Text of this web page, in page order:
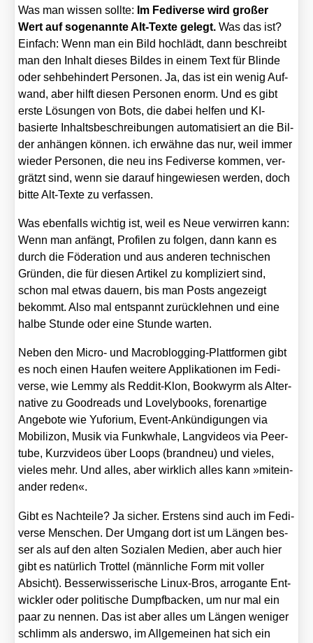
Was man wis­sen soll­te: Im Fedi­ver­se wird gro­ßer
Wert auf soge­nann­te Alt-Tex­te gelegt. Was das ist?
Ein­fach: Wenn man ein Bild hoch­lädt, dann beschreibt
man den Inhalt die­ses Bil­des in einem Text für Blin­de
oder seh­be­hin­dert Per­so­nen. Ja, das ist ein wenig Auf­
wand, aber hilft die­sen Per­so­nen enorm. Und es gibt
ers­te Lösun­gen von Bots, die dabei hel­fen und KI-
basier­te Inhalts­be­schrei­bun­gen auto­ma­ti­siert an die Bil­
der anhän­gen kön­nen. ich erwäh­ne das nur, weil immer
wie­der Per­so­nen, die neu ins Fedi­ver­se kom­men, ver­
grätzt sind, wenn sie dar­auf hin­ge­wie­sen wer­den, doch
bit­te Alt-Tex­te zu ver­fas­sen.
Was eben­falls wich­tig ist, weil es Neue ver­wir­ren kann:
Wenn man anfängt, Pro­fi­len zu fol­gen, dann kann es
durch die Föde­ra­ti­on und aus ande­ren tech­ni­schen
Grün­den, die für die­sen Arti­kel zu kom­pli­ziert sind,
schon mal etwas dau­ern, bis man Posts ange­zeigt
bekommt. Also mal ent­spannt zurück­leh­nen und eine
hal­be Stun­de oder eine Stun­de war­ten.
Neben den Micro- und Macro­blog­ging-Platt­for­men gibt
es noch einen Hau­fen wei­te­re Appli­ka­tio­nen im Fedi­
ver­se, wie Lem­my als Red­dit-Klon, Book­wyrm als Alter­
na­ti­ve zu Good­reads und Love­ly­books, foren­ar­ti­ge
Ange­bo­te wie Yuf­ori­um, Event-Ankün­di­gun­gen via
Mobi­li­zon, Musik via Funk­wha­le, Lang­vi­de­os via Peer­
tu­be, Kurz­vi­de­os über Loops (brand­neu) und vie­les,
vie­les mehr. Und alles, aber wirk­lich alles kann »mit­ein­
an­der reden«.
Gibt es Nach­tei­le? Ja sicher. Ers­tens sind auch im Fedi­
ver­se Men­schen. Der Umgang dort ist um Län­gen bes­
ser als auf den alten Sozia­len Medi­en, aber auch hier
gibt es natür­lich Trot­tel (männ­li­che Form mit vol­ler
Absicht). Bes­ser­wis­se­ri­sche Linux-Bros, arro­gan­te Ent­
wick­ler oder poli­ti­sche Dumpf­ba­cken, um nur mal ein
paar zu nen­nen. Das ist aber alles um Län­gen weni­ger
schlimm als anders­wo, im All­ge­mei­nen hat sich ein